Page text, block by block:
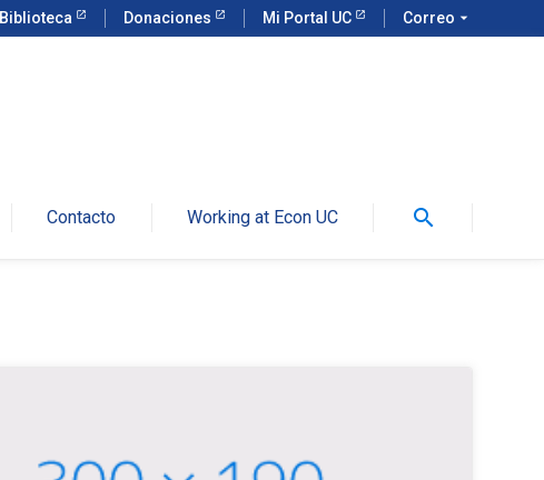
Biblioteca Donaciones Mi Portal UC Correo arrow_drop_down
Contacto Working at Econ UC search